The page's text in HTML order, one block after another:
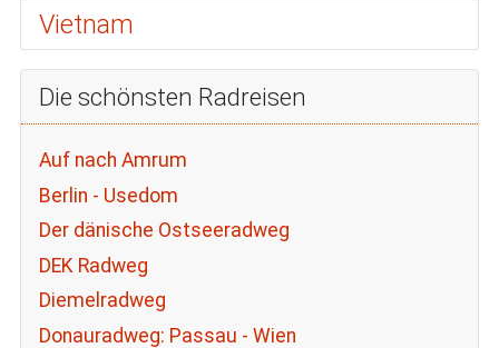
Vietnam
Die schönsten Radreisen
Auf nach Amrum
Berlin - Usedom
Der dänische Ostseeradweg
DEK Radweg
Diemelradweg
Donauradweg: Passau - Wien